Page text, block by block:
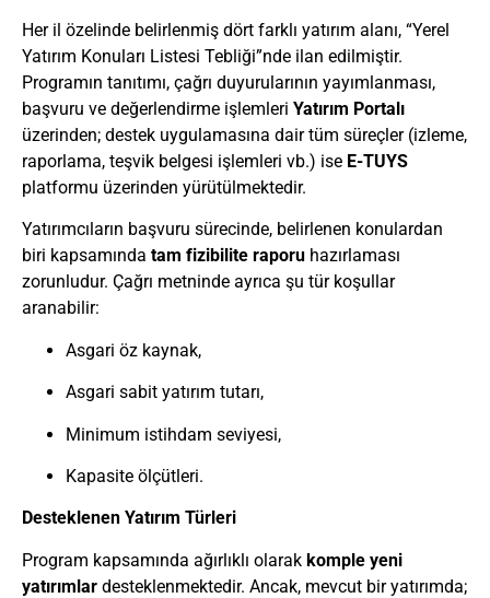
Her il özelinde belirlenmiş dört farklı yatırım alanı, “Yerel
Yatırım Konuları Listesi Tebliği”nde ilan edilmiştir.
Programın tanıtımı, çağrı duyurularının yayımlanması,
başvuru ve değerlendirme işlemleri Yatırım Portalı
üzerinden; destek uygulamasına dair tüm süreçler (izleme,
raporlama, teşvik belgesi işlemleri vb.) ise E-TUYS
platformu üzerinden yürütülmektedir.
Yatırımcıların başvuru sürecinde, belirlenen konulardan
biri kapsamında tam fizibilite raporu hazırlaması
zorunludur. Çağrı metninde ayrıca şu tür koşullar
aranabilir:
Asgari öz kaynak,
Asgari sabit yatırım tutarı,
Minimum istihdam seviyesi,
Kapasite ölçütleri.
Desteklenen Yatırım Türleri
Program kapsamında ağırlıklı olarak komple yeni
yatırımlar desteklenmektedir. Ancak, mevcut bir yatırımda;